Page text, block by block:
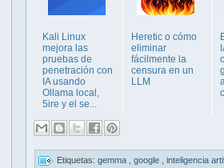
Kali Linux
mejora las
pruebas de
penetración con
IA usando
Ollama local,
5ire y el se...
Heretic o cómo
eliminar
fácilmente la
censura en un
LLM
Etiquetas: gemma google inteligencia